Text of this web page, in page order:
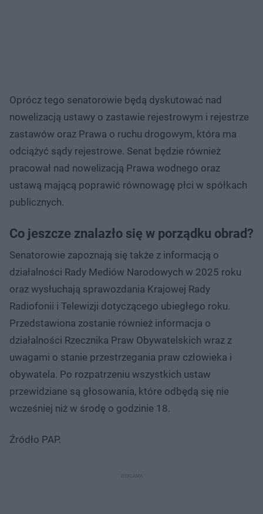
Oprócz tego senatorowie będą dyskutować nad
nowelizacją ustawy o zastawie rejestrowym i rejestrze
zastawów oraz Prawa o ruchu drogowym, która ma
odciążyć sądy rejestrowe. Senat będzie również
pracował nad nowelizacją Prawa wodnego oraz
ustawą mającą poprawić równowagę płci w spółkach
publicznych.
Co jeszcze znalazło się w porządku obrad?
Senatorowie zapoznają się także z informacją o
działalności Rady Mediów Narodowych w 2025 roku
oraz wysłuchają sprawozdania Krajowej Rady
Radiofonii i Telewizji dotyczącego ubiegłego roku.
Przedstawiona zostanie również informacja o
działalności Rzecznika Praw Obywatelskich wraz z
uwagami o stanie przestrzegania praw człowieka i
obywatela. Po rozpatrzeniu wszystkich ustaw
przewidziane są głosowania, które odbędą się nie
wcześniej niż w środę o godzinie 18.
Źródło PAP.